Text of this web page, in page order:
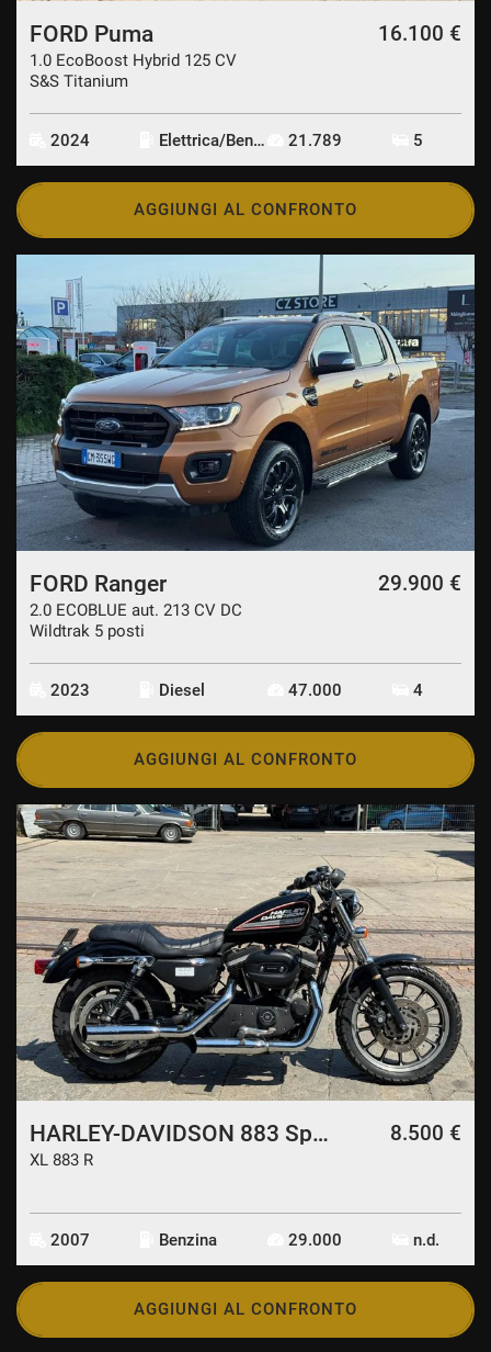
FORD Puma
1.0 EcoBoost Hybrid 125 CV
S&S Titanium
16.100 €
2024 Elettrica/Benzina 21.789 5
AGGIUNGI AL CONFRONTO
FORD Ranger
2.0 ECOBLUE aut. 213 CV DC
Wildtrak 5 posti
29.900 €
2023 Diesel 47.000 4
AGGIUNGI AL CONFRONTO
HARLEY-DAVIDSON 883 Sportster R
XL 883 R
8.500 €
2007 Benzina 29.000 n.d.
AGGIUNGI AL CONFRONTO